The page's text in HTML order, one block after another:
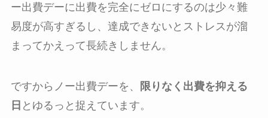
ー出費デーに出費を完全にゼロにするのは少々難
易度が高すぎるし、達成できないとストレスが溜
まってかえって長続きしません。
ですからノー出費デーを、
限りなく出費を抑える
日 とゆるっと捉えています。